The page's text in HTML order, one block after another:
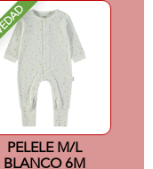
PELELE M/L
BLANCO 6M